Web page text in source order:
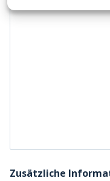
Zusätzliche